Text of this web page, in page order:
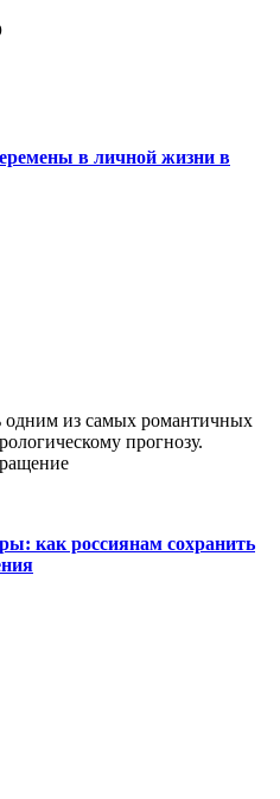
в личной жизни в
одним из самых романтичных
прогнозу.
как россиянам сохранить